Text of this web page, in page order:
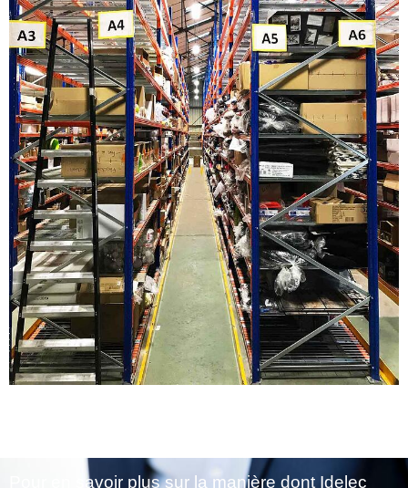
Pour en savoir plus sur la manière dont Idelec